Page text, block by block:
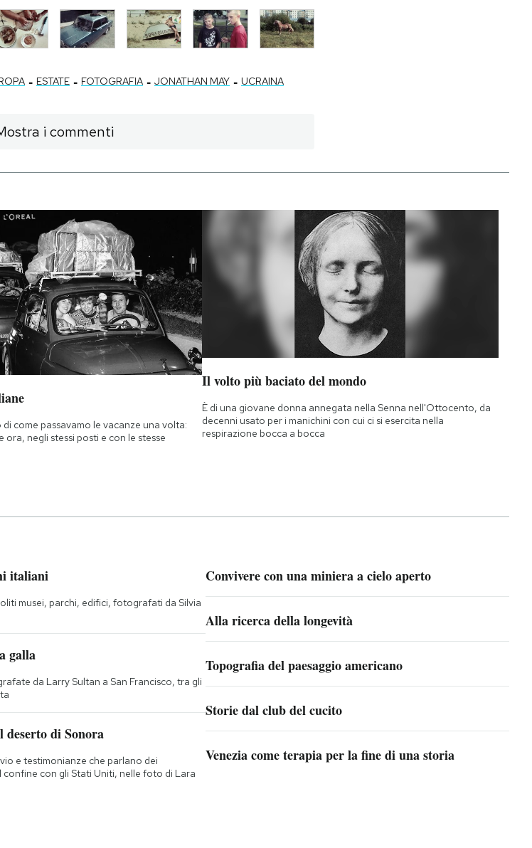
- ESTATE - FOTOGRAFIA - JONATHAN MAY - UCRAINA
i commenti
come passavamo le vacanze una volta:
ora, negli stessi posti e con le stesse
Il volto più baciato del mondo
È di una giovane donna annegata nella Senna nell'Ottocento, da
decenni usato per i manichini con cui ci si esercita nella
respirazione bocca a bocca
italiani
musei, parchi, edifici, fotografati da Silvia
galla
da Larry Sultan a San Francisco, tra gli
deserto di Sonora
e testimonianze che parlano dei
con gli Stati Uniti, nelle foto di Lara
Convivere con una miniera a cielo aperto
Alla ricerca della longevità
Topografia del paesaggio americano
Storie dal club del cucito
Venezia come terapia per la fine di una storia